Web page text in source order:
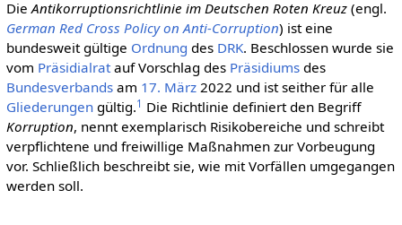
DieAntikorruptionsrichtlinie im Deutschen Roten Kreuz(engl.
German Red Cross Policy on Anti-Corruption) ist eine
bundesweit gültige Ordnung des DRK. Beschlossen wurde sie
vom Präsidialratauf Vorschlag des Präsidiumsdes
Bundesverbandsam 17. März2022 und ist seither für alle
Gliederungengültig.1 Die Richtlinie definiert den Begriff
Korruption, nennt exemplarisch Risikobereiche und schreibt
verpflichtene und freiwillige Maßnahmen zur Vorbeugung
vor. Schließlich beschreibt sie, wie mit Vorfällen umgegangen
werden soll.